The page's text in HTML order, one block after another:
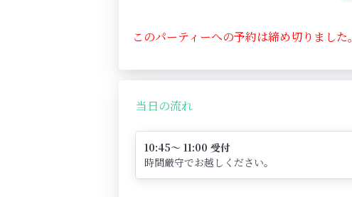
このパーティーへの予約は締め切りました。
当日の流れ
10:45～ 11:00 受付
時間厳守でお越しください。